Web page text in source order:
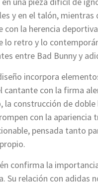
y en el talón,
la herencia
lo retro y lo
entre Bad Bunny y
incorpora
cantante con la firma
la construcción de
con la apariencia
pensada tanto
confirma la
Su relación con adidas